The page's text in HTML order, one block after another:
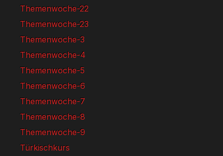
Themenwoche-22
Themenwoche-23
Themenwoche-3
Themenwoche-4
Themenwoche-5
Themenwoche-6
Themenwoche-7
Themenwoche-8
Themenwoche-9
Türkischkurs